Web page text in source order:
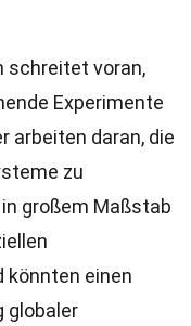
schreitet voran,
Experimente
arbeiten daran, die
zu
großem Maßstab
könnten einen
globaler